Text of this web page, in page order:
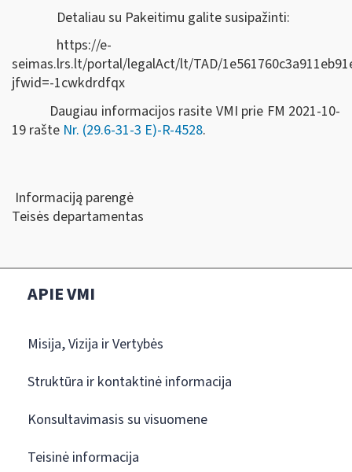
Detaliau su Pakeitimu galite susipažinti:
https://e-
seimas.lrs.lt/portal/legalAct/lt/TAD/
jfwid=-1cwkdrdfqx
Daugiau informacijos rasite VMI prie FM 2021-10-
19 rašte Nr. (29.6-31-3 E)-R-4528.
Informaciją parengė
Teisės departamentas
APIE VMI
Misija, Vizija ir Vertybės
Struktūra ir kontaktinė informacija
Konsultavimasis su visuomene
Teisinė informacija